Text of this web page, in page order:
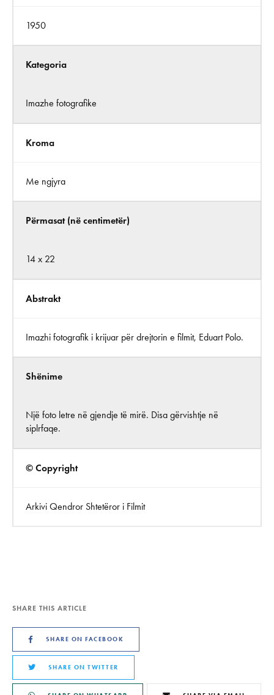
1950
Kategoria
Imazhe fotografike
Kroma
Me ngjyra
Përmasat (në centimetër)
14 x 22
Abstrakt
Imazhi fotografik i krijuar për drejtorin e filmit, Eduart Polo.
Shënime
Një foto letre në gjendje të mirë. Disa gërvishtje në
siplrfaqe.
© Copyright
Arkivi Qendror Shtetëror i Filmit
SHARE THIS ARTICLE
SHARE ON FACEBOOK
SHARE ON TWITTER